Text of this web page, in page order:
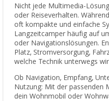
Nicht jede Multimedia-
oder Reiseverhalten.
oft kompakte und einfache
Langzeitcamper häufig auf
oder Navigationslösungen.
Platz, Stromversorgung,
welche Technik unterwegs
Ob Navigation, Empfang,
Nutzung: Mit der passenden
dein Wohnmobil oder